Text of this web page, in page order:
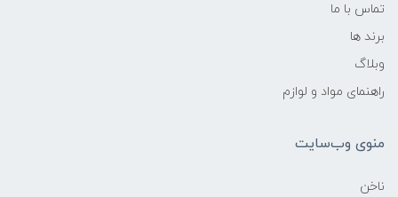
تماس با ما
برند ها
وبلاگ
راهنمای مواد و لوازم
منوی وب‌سایت
ناخن